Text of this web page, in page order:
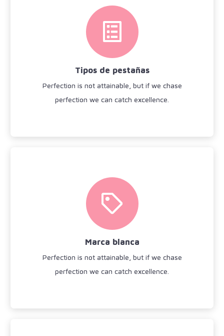
Tipos de pestañas
Perfection is not attainable, but if we chase
perfection we can catch excellence.
Tipos de pestañas
Fix your eyes on perfection and you make
almost everything speed towards it.
Marca blanca
Perfection is not attainable, but if we chase
perfection we can catch excellence.
Marca blanca
Fix your eyes on perfection and you make
almost everything speed towards it.